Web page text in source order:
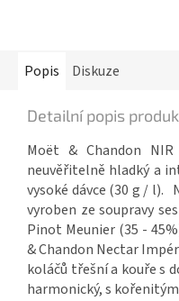
Popis Diskuze
Detailní popis
Moët & Chandon
neuvěřitelně hladký a
vysoké dávce (30 g / l).
vyroben ze soupravy
Pinot Meunier (35 -
& Chandon Nectar
koláčů třešní a kouře s
harmonický, s